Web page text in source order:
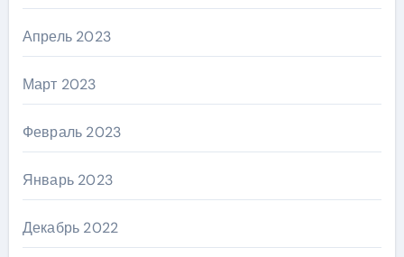
Апрель 2023
Март 2023
Февраль 2023
Январь 2023
Декабрь 2022